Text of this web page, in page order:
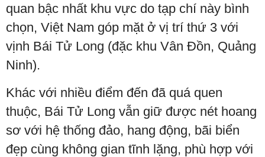
quan bậc nhất khu vực do tạp chí này bình
chọn, Việt Nam góp mặt ở vị trí thứ 3 với
vịnh Bái Tử Long (đặc khu Vân Đồn, Quảng
Ninh).
Khác với nhiều điểm đến đã quá quen
thuộc, Bái Tử Long vẫn giữ được nét hoang
sơ với hệ thống đảo, hang động, bãi biển
đẹp cùng không gian tĩnh lặng, phù hợp với